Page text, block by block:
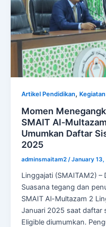
Artikel Pendidikan,
Momen
SMAIT Al-
Umumkan Daftar
2025
adminsmaitam2/January 13,
Linggajati (SMAITAM2) –
Suasana tegang dan
SMAIT Al-Multazam 2
Januari 2025 saat daftar
Eligible diumumkan.